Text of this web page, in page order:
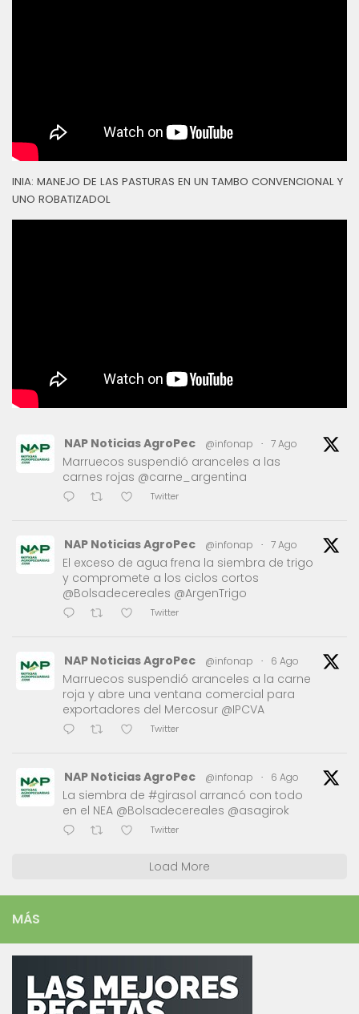
INIA: MANEJO DE LAS PASTURAS EN UN TAMBO CONVENCIONAL Y
UNO ROBATIZADOL
NAP Noticias AgroPec @infonap · 7 Ago
Marruecos suspendió aranceles a las
carnes rojas @carne_argentina
Twitter
NAP Noticias AgroPec @infonap · 7 Ago
El exceso de agua frena la siembra de trigo
y compromete a los ciclos cortos
@Bolsadecereales @ArgenTrigo
Twitter
NAP Noticias AgroPec @infonap · 6 Ago
Marruecos suspendió aranceles a la carne
roja y abre una ventana comercial para
exportadores del Mercosur @IPCVA
Twitter
NAP Noticias AgroPec @infonap · 6 Ago
La siembra de #girasol arrancó con todo
en el NEA @Bolsadecereales @asagirok
Twitter
Load More
MÁS